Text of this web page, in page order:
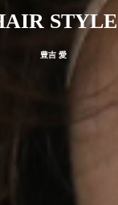
STYLE
豊吉 愛